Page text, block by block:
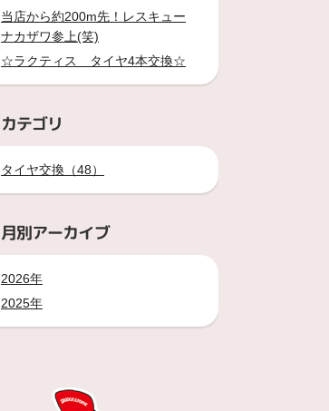
当店から約200m先！レスキュー
ナカザワ参上(笑)
☆ラクティス タイヤ4本交換☆
カテゴリ
タイヤ交換（48）
月別アーカイブ
2026年
2025年